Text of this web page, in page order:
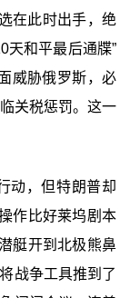
在此时出手，绝
天和平最后通牒”
威胁俄罗斯，必
关税惩罚。这一
动，但特朗普却
作比好莱坞剧本
艇开到北极熊鼻
战争工具推到了